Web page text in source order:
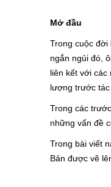
Mở đầu
Trong cuộc đời
ngắn ngủi đó,
liên kết với
lượng trước tác
Trong các
những vấn đề
Trong bài viết
Bản được vẽ